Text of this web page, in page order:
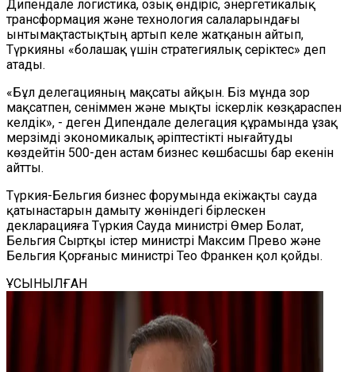
Дипендале логистика, озық өндіріс, энергетикалық
трансформация және технология салаларындағы
ынтымақтастықтың артып келе жатқанын айтып,
Түркияны «болашақ үшін стратегиялық серіктес» деп
атады.
«Бұл делегацияның мақсаты айқын. Біз мұнда зор
мақсатпен, сеніммен және мықты іскерлік көзқараспен
келдік», - деген Дипендале делегация құрамында ұзақ
мерзімді экономикалық әріптестікті нығайтуды
көздейтін 500-ден астам бизнес көшбасшы бар екенін
айтты.
Түркия-Бельгия бизнес форумында екіжақты сауда
қатынастарын дамыту жөніндегі бірлескен
декларацияға Түркия Сауда министрі Өмер Болат,
Бельгия Сыртқы істер министрі Максим Прево және
Бельгия Қорғаныс министрі Тео Франкен қол қойды.
ҰСЫНЫЛҒАН